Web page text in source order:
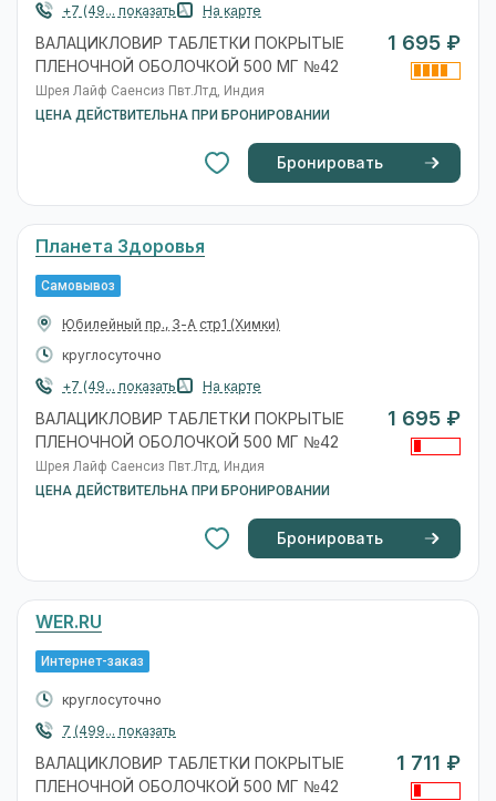
+7 (49... показать
На карте
ВАЛАЦИКЛОВИР ТАБЛЕТКИ ПОКРЫТЫЕ
ПЛЕНОЧНОЙ ОБОЛОЧКОЙ 500 МГ №42
Шрея Лайф Саенсиз Пвт.Лтд, Индия
ЦЕНА ДЕЙСТВИТЕЛЬНА ПРИ БРОНИРОВАНИИ
1 695 ₽
Бронировать
Планета Здоровья
Самовывоз
Юбилейный пр., 3-А стр1 (Химки)
круглосуточно
+7 (49... показать
На карте
ВАЛАЦИКЛОВИР ТАБЛЕТКИ ПОКРЫТЫЕ
ПЛЕНОЧНОЙ ОБОЛОЧКОЙ 500 МГ №42
Шрея Лайф Саенсиз Пвт.Лтд, Индия
ЦЕНА ДЕЙСТВИТЕЛЬНА ПРИ БРОНИРОВАНИИ
1 695 ₽
Бронировать
WER.RU
Интернет-заказ
круглосуточно
7 (499... показать
ВАЛАЦИКЛОВИР ТАБЛЕТКИ ПОКРЫТЫЕ
ПЛЕНОЧНОЙ ОБОЛОЧКОЙ 500 МГ №42
1 711 ₽